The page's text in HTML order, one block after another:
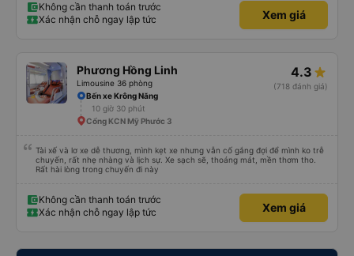
Không cần thanh toán trước
Xác nhận chỗ ngay lập tức
Xem giá
Phương Hồng Linh
Limousine 36 phòng
4.3
(718 đánh giá)
Bến xe Krông Năng
10 giờ 30 phút
Cổng KCN Mỹ Phước 3
Tài xế và lơ xe dễ thương, mình kẹt xe nhưng vẫn cố gắng đợi để mình ko trễ
chuyến, rất nhẹ nhàng và lịch sự. Xe sạch sẽ, thoáng mát, mền thơm tho.
Rất hài lòng trong chuyến đi này
Không cần thanh toán trước
Xác nhận chỗ ngay lập tức
Xem giá